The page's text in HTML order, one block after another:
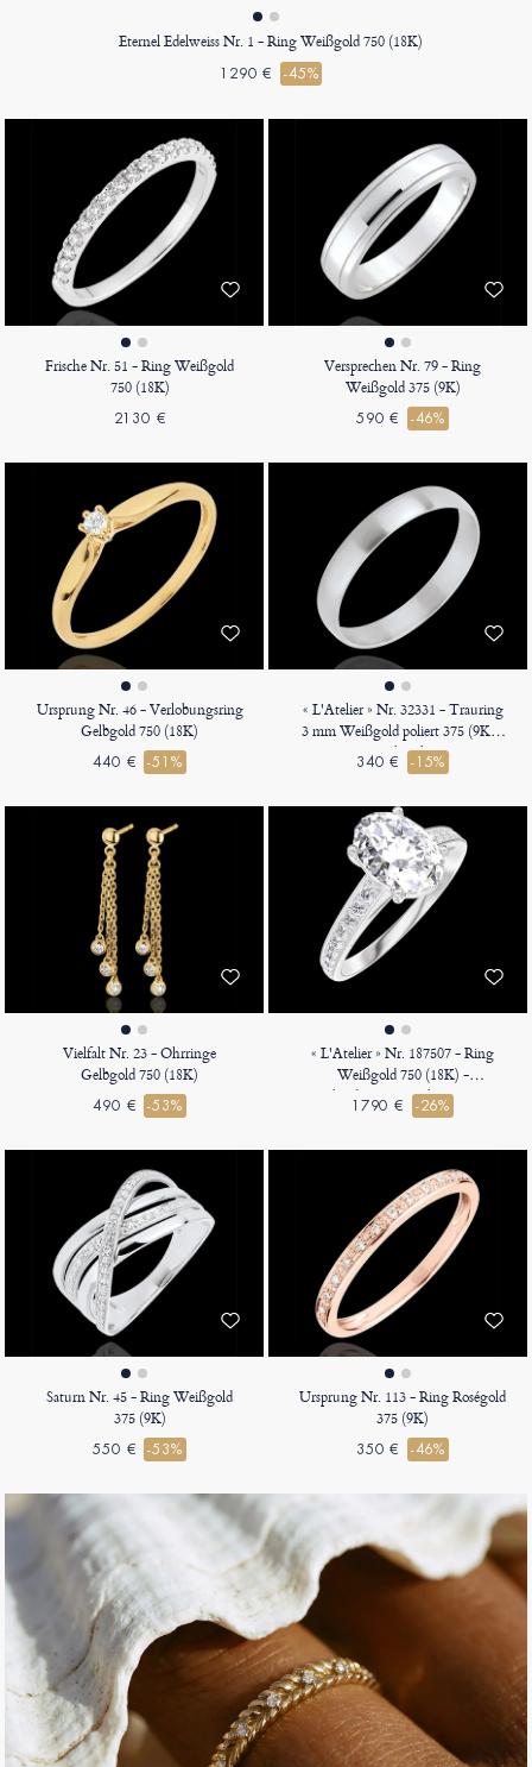
Eternel Edelweiss Nr. 1 - Ring Weißgold 750 (18K)
1290 € -45%
Frische Nr. 51 - Ring Weißgold
750 (18K)
2130 €
Versprechen Nr. 79 - Ring
Weißgold 375 (9K)
590 € -46%
Ursprung Nr. 46 - Verlobungsring
Gelbgold 750 (18K)
440 € -51%
« L'Atelier » Nr. 32331 - Trauring
3 mm Weißgold poliert 375 (9K) -
Schmal
340 € -15%
Vielfalt Nr. 23 - Ohrringe
Gelbgold 750 (18K)
490 € -53%
« L'Atelier » Nr. 187507 - Ring
Weißgold 750 (18K) -
Labordiamant Oval 1 Karat -
Fassung Labordiamant
1790 € -26%
Saturn Nr. 45 - Ring Weißgold
375 (9K)
550 € -53%
Ursprung Nr. 113 - Ring Roségold
375 (9K)
350 € -46%